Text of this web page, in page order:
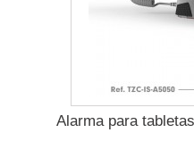
Alarma para